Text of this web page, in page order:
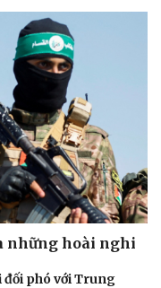
những hoài nghi
đối phó với Trung